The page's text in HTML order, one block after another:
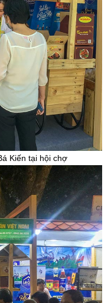
Kiến tại hội chợ